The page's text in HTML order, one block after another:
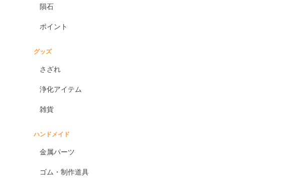
隕石
ポイント
グッズ
さざれ
浄化アイテム
雑貨
ハンドメイド
金属パーツ
ゴム・制作道具